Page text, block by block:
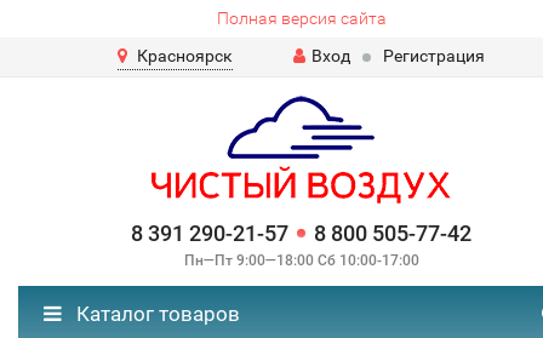
Полная версия сайта
Красноярск
Вход Регистрация
8 391 290-21-57 8 800 505-77-42
Пн—Пт 9:00—18:00 Сб 10:00-17:00
Каталог товаров